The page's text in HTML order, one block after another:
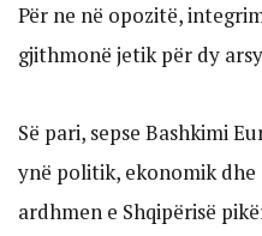
Për ne në opozitë,
gjithmonë jetik për dy
Së pari, sepse Bashkimi
ynë politik, ekonomik dhe
ardhmen e Shqipërisë